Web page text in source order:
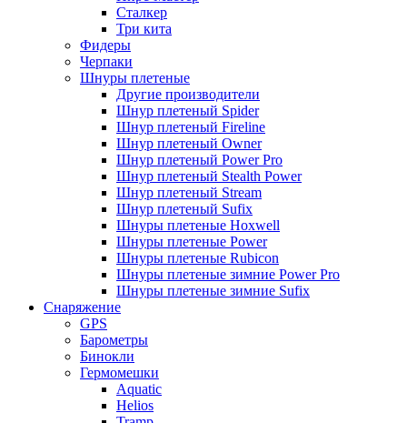
Сталкер
Три кита
Фидеры
Черпаки
Шнуры плетеные
Другие производители
Шнур плетеный Spider
Шнур плетеный Fireline
Шнур плетеный Owner
Шнур плетеный Power Pro
Шнур плетеный Stealth Power
Шнур плетеный Stream
Шнур плетеный Sufix
Шнуры плетеные Hoxwell
Шнуры плетеные Power
Шнуры плетеные Rubicon
Шнуры плетеные зимние Power Pro
Шнуры плетеные зимние Sufix
Снаряжение
GPS
Барометры
Бинокли
Гермомешки
Aquatic
Helios